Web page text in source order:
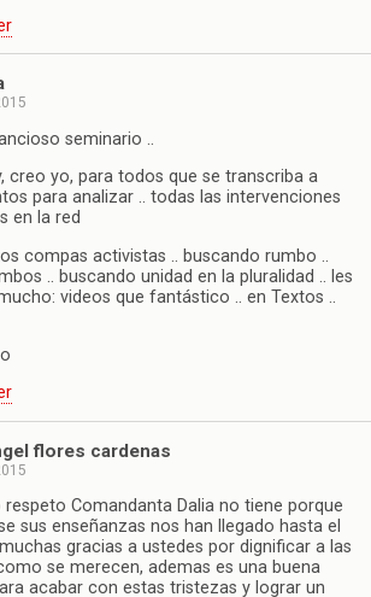
seminario ..
creo yo, para todos que se transcriba a
para analizar .. todas las intervenciones
en la red
compas activistas .. buscando rumbo ..
.. buscando unidad en la pluralidad .. les
videos que fantástico .. en Textos ..
flores cardenas
Comandanta Dalia no tiene porque
sus enseñanzas nos han llegado hasta el
gracias a ustedes por dignificar a las
se merecen, ademas es una buena
acabar con estas tristezas y lograr un